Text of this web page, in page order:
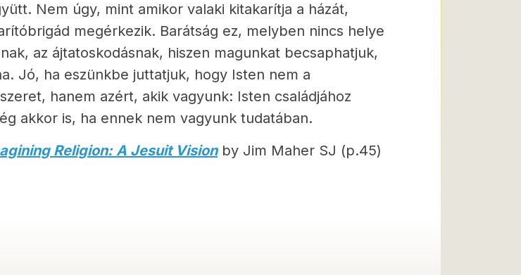
Nem úgy, mint amikor valaki kitakarítja a házát,
megérkezik. Barátság ez, melyben nincs helye
az ájtatoskodásnak, hiszen magunkat becsaphatjuk,
Jó, ha eszünkbe juttatjuk, hogy Isten nem a
hanem azért, akik vagyunk: Isten családjához
akkor is, ha ennek nem vagyunk tudatában.
Religion: A Jesuit Visionby Jim Maher SJ (p.45)